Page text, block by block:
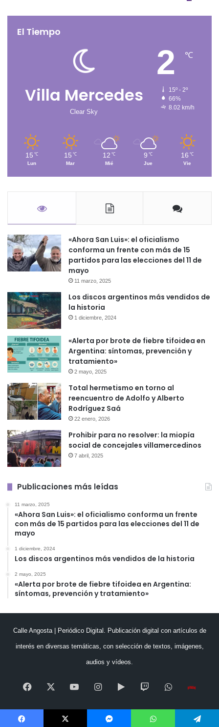
El Tiempo
Villa Mercedes
Clear Sky
2 ℃
15º - 2º
66%
8.02 km/h
15 ℃
Lun
15 ℃
Mar
12 ℃
Mié
9 ℃
Jue
16 ℃
Vie
«Ahora San Luis»: el oficialismo
conforma un frente con más de 15
partidos para las elecciones del 11 de
mayo
11 marzo, 2025
Los discos argentinos más vendidos de
la historia
1 diciembre, 2024
«Alerta por brote de fiebre tifoidea en
Argentina: síntomas, prevención y
tratamiento»
2 mayo, 2025
Total hermetismo en torno al
reencuentro de Adolfo y Alberto
Rodríguez Saá
22 enero, 2026
Prohibir para no resolver: la miopía
social de concejales villamercedinos
7 abril, 2025
Publicaciones más leídas
11 marzo, 2025
«Ahora San Luis»: el oficialismo conforma un frente
con más de 15 partidos para las elecciones del 11 de
mayo
1 diciembre, 2024
Los discos argentinos más vendidos de la historia
2 mayo, 2025
«Alerta por brote de fiebre tifoidea en Argentina:
síntomas, prevención y tratamiento»
Calle Angosta | Periódico Digital. Publicación digital con artículos de
interés en diversas temáticas, con selección de textos, imágenes,
audios y vídeos.
Facebook YouTubeInstagramGoogle
Play
TwitchWhatsApp
en